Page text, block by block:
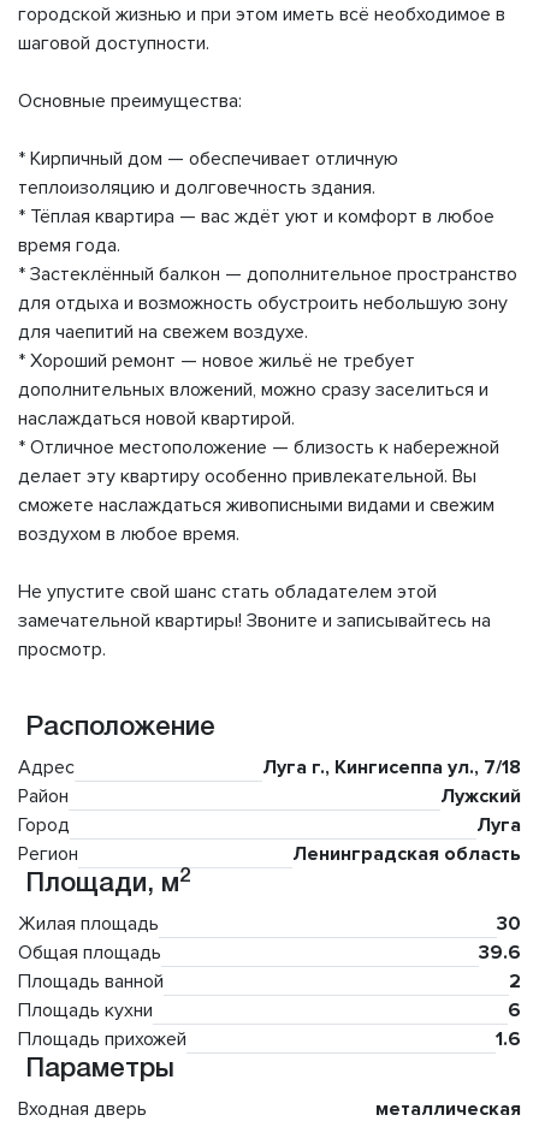
городской жизнью и при этом иметь всё необходимое в
шаговой доступности.
Основные преимущества:
* Кирпичный дом — обеспечивает отличную
теплоизоляцию и долговечность здания.
* Тёплая квартира — вас ждёт уют и комфорт в любое
время года.
* Застеклённый балкон — дополнительное пространство
для отдыха и возможность обустроить небольшую зону
для чаепитий на свежем воздухе.
* Хороший ремонт — новое жильё не требует
дополнительных вложений, можно сразу заселиться и
наслаждаться новой квартирой.
* Отличное местоположение — близость к набережной
делает эту квартиру особенно привлекательной. Вы
сможете наслаждаться живописными видами и свежим
воздухом в любое время.
Не упустите свой шанс стать обладателем этой
замечательной квартиры! Звоните и записывайтесь на
просмотр.
Расположение
Адрес
Луга г., Кингисеппа ул., 7/18
Район
Лужский
Город
Луга
Регион
Ленинградская область
Площади, м2
Жилая площадь
30
Общая площадь
39.6
Площадь ванной
2
Площадь кухни
6
Площадь прихожей
1.6
Параметры
Входная дверь
металлическая